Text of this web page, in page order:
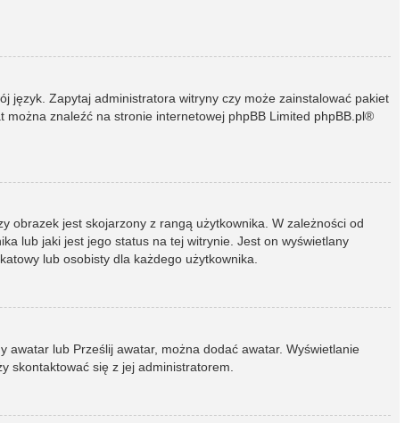
język. Zapytaj administratora witryny czy może zainstalować pakiet
znaleźć na stronie internetowej phpBB Limited phpBB.pl®
obrazek jest skojarzony z rangą użytkownika. W zależności od
lub jaki jest jego status na tej witrynie. Jest on wyświetlany
lub osobisty dla każdego użytkownika.
awatar lub Prześlij awatar, można dodać awatar. Wyświetlanie
skontaktować się z jej administratorem.